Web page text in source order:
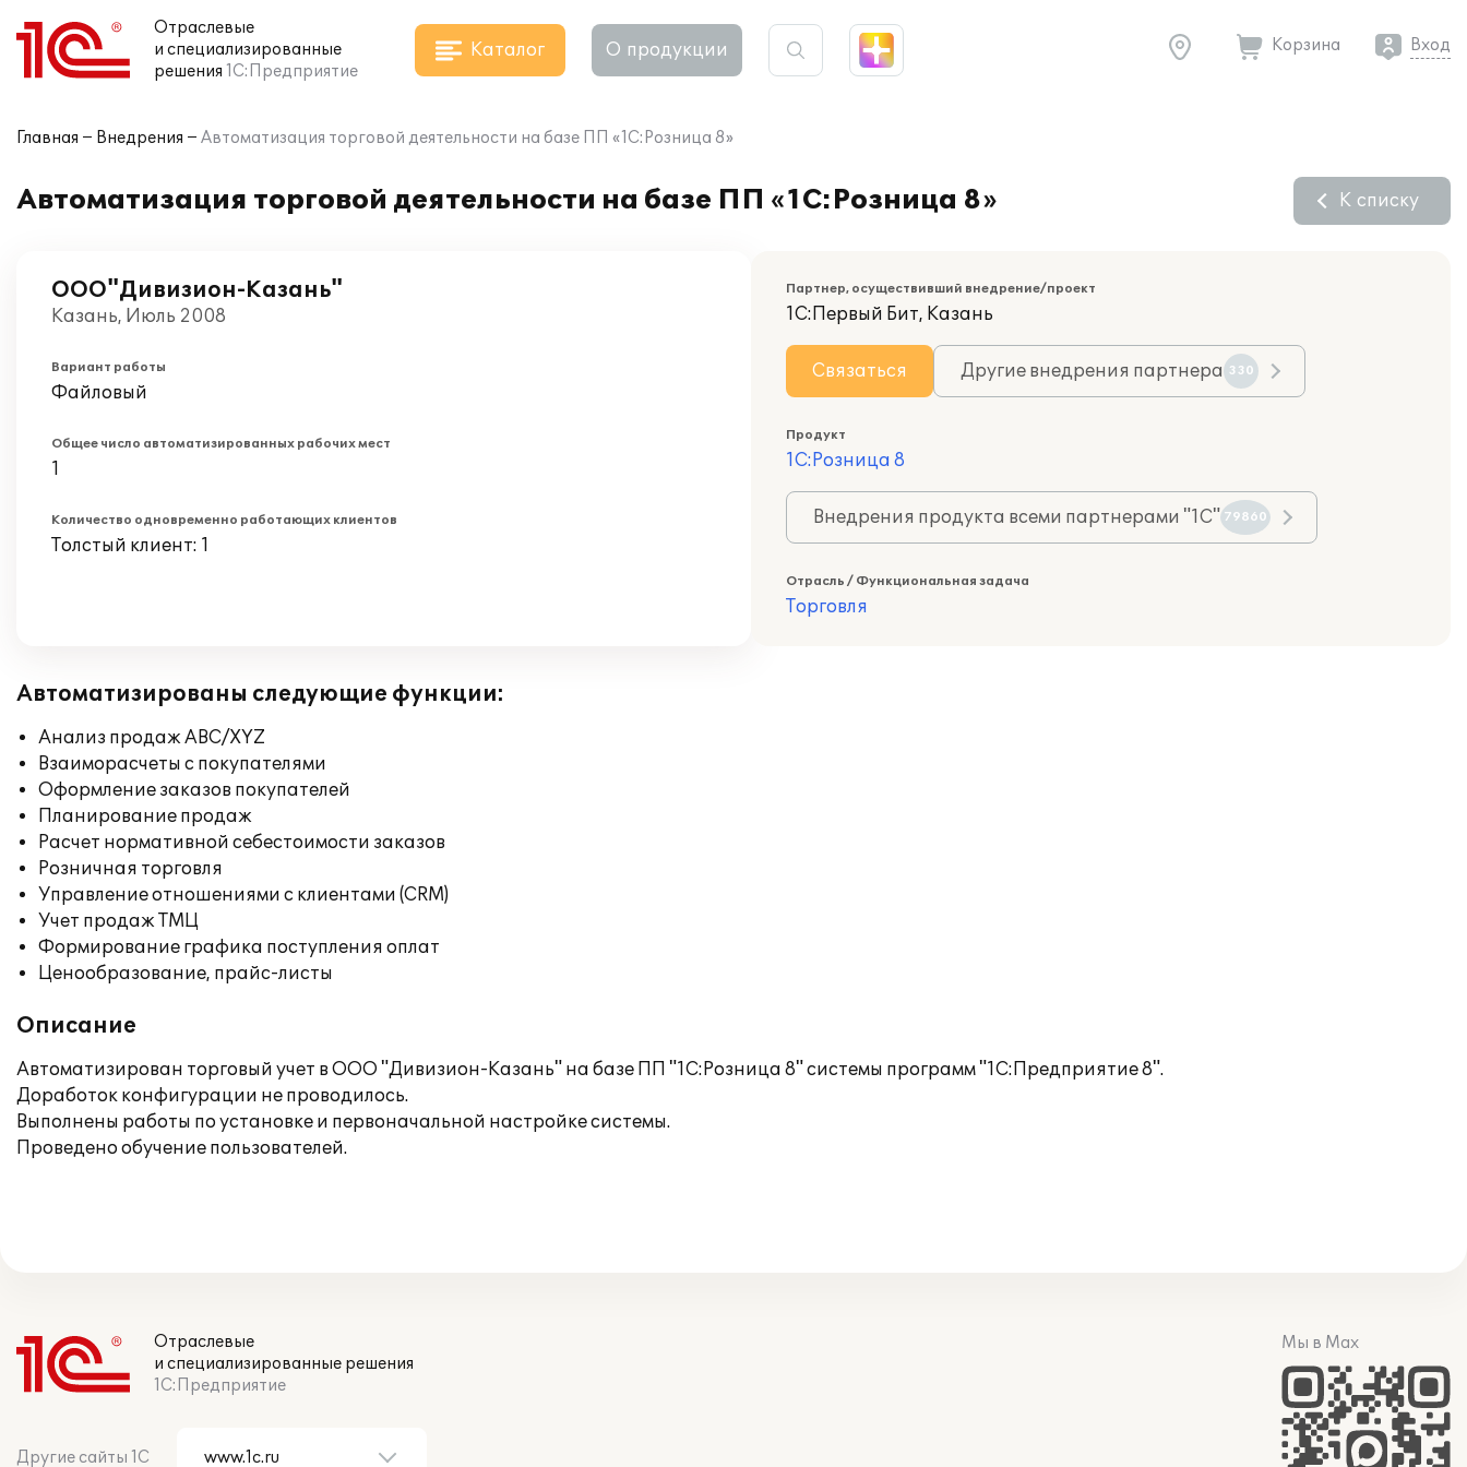
Отраслевые
и специализированные
решения 1С:Предприятие
Каталог О продукции Корзина Вход
Главная Внедрения Автоматизация торговой деятельности на базе ПП «1С:Розница 8»
Автоматизация торговой деятельности на базе ПП «1С:Розница 8» К списку
ООО"Дивизион-Казань"
Казань, Июль 2008
Вариант работы
Файловый
Общее число автоматизированных рабочих мест
1
Количество одновременно работающих клиентов
Толстый клиент: 1
Партнер, осуществивший внедрение/проект
1С:Первый Бит, Казань
Связаться Другие внедрения партнера 330
Продукт
1С:Розница 8
Внедрения продукта всеми партнерами "1С" 79860
Отрасль / Функциональная задача
Торговля
Автоматизированы следующие функции:
Анализ продаж ABC/XYZ
Взаиморасчеты с покупателями
Оформление заказов покупателей
Планирование продаж
Расчет нормативной себестоимости заказов
Розничная торговля
Управление отношениями с клиентами (CRM)
Учет продаж ТМЦ
Формирование графика поступления оплат
Ценообразование, прайс-листы
Описание
Автоматизирован торговый учет в ООО "Дивизион-Казань" на базе ПП "1C:Розница 8" системы программ "1С:Предприятие 8".
Доработок конфигурации не проводилось.
Выполнены работы по установке и первоначальной настройке системы.
Проведено обучение пользователей.
Отраслевые
и специализированные решения
1С:Предприятие
Другие сайты 1С
Мы в Max